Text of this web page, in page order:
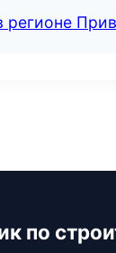
регионе
по